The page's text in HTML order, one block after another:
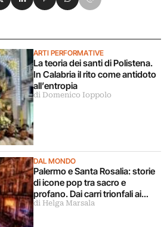
ARTI PERFORMATIVE
La teoria dei santi di Polistena.
In Calabria il rito come antidoto
all’entropia
di Domenico Ioppolo
DAL MONDO
Palermo e Santa Rosalia: storie
di icone pop tra sacro e
profano. Dai carri trionfali ai
murales
di Helga Marsala